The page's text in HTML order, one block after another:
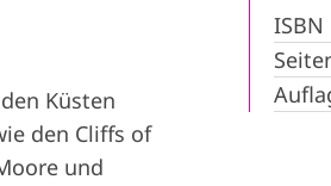
Küsten
den Cliffs of
und
ISBN